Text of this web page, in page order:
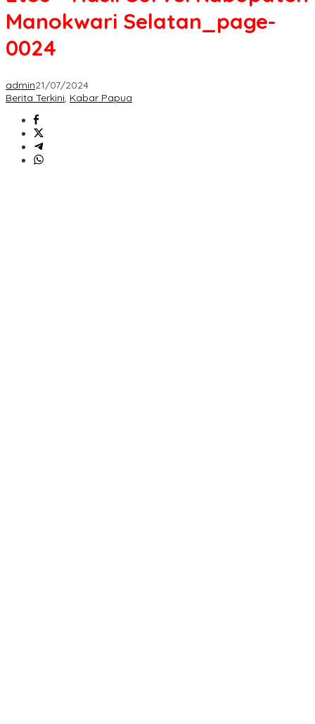
Manokwari Selatan_page-
0024
admin21/07/2024
Berita Terkini, Kabar Papua